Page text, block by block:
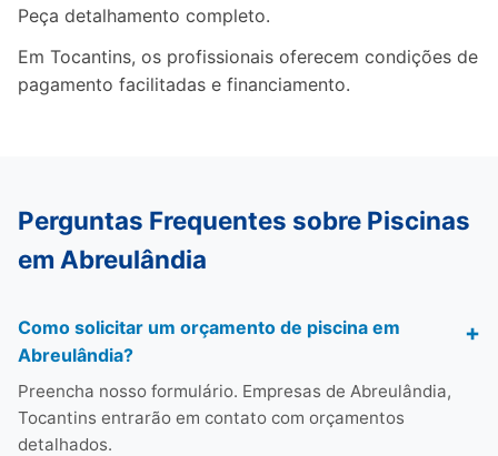
Peça detalhamento completo.
Em Tocantins, os profissionais oferecem condições de
pagamento facilitadas e financiamento.
Perguntas Frequentes sobre Piscinas
em Abreulândia
Como solicitar um orçamento de piscina em
Abreulândia?
Preencha nosso formulário. Empresas de Abreulândia,
Tocantins entrarão em contato com orçamentos
detalhados.